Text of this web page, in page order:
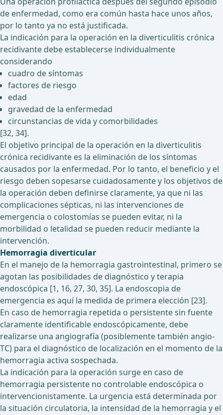
de enfermedad, como era común hasta hace unos años,
por lo tanto ya no está justificada.
La indicación para la operación en la diverticulitis crónica
recidivante debe establecerse individualmente
considerando
cuadro de síntomas
factores de riesgo
edad
gravedad de la enfermedad
circunstancias de vida y comorbilidades
[32, 34].
El objetivo principal de la operación en la diverticulitis
crónica recidivante es la eliminación de los síntomas
causados por la enfermedad. Por lo tanto, el beneficio y el
riesgo deben sopesarse cuidadosamente y los objetivos de
la operación deben definirse claramente, ya que ni las
complicaciones sépticas, ni las intervenciones de
emergencia o colostomías se pueden evitar, ni la
morbilidad o letalidad se pueden reducir mediante la
intervención.
Hemorragia diverticular
En el manejo de la hemorragia gastrointestinal, primero se
agotan las posibilidades de diagnóstico y terapia
endoscópica [1, 16, 27, 30, 35]. La endoscopia de
emergencia es aquí la medida de primera elección [23].
En caso de hemorragia repetida o persistente sin fuente
claramente identificable endoscópicamente, debe
realizarse una angiografía (posiblemente también angio-
TC) para el diagnóstico de localización en el momento de la
hemorragia activa sospechada.
La indicación para la operación surge en caso de
hemorragia persistente no controlable endoscópica o
intervencionistamente. La urgencia está determinada por
la situación circulatoria, la intensidad de la hemorragia y el